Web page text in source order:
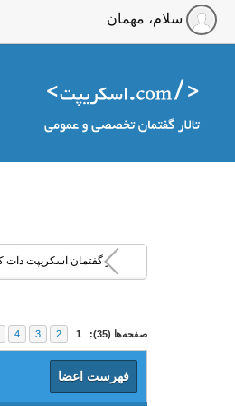
سلام، مهمان
تالار گفتمان اسکریپت دات
صفحه‌ها (35): 1
2
3
4
فهرست اعضا